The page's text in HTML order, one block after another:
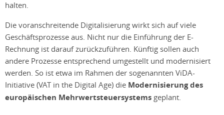
halten.
Die voranschreitende Digitalisierung wirkt sich auf viele
Geschäftsprozesse aus. Nicht nur die Einführung der E-
Rechnung ist darauf zurückzuführen. Künftig sollen auch
andere Prozesse entsprechend umgestellt und modernisiert
werden. So ist etwa im Rahmen der sogenannten ViDA-
Initiative (VAT in the Digital Age) die Modernisierung des
europäischen Mehrwertsteuersystems geplant.